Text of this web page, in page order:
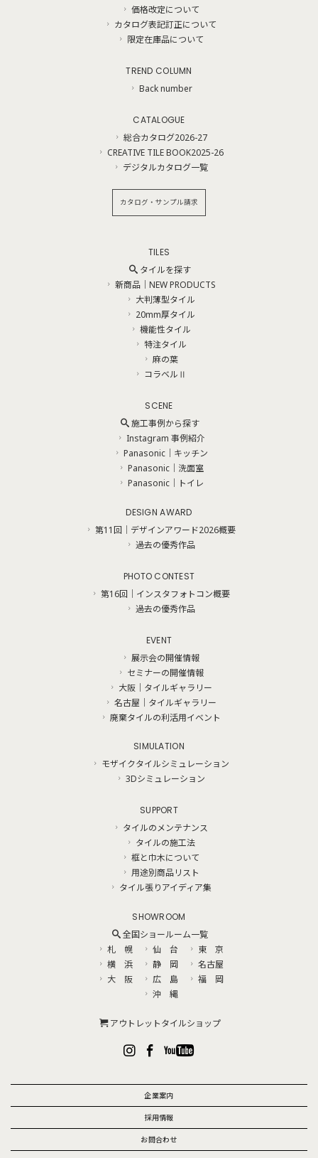
価格改定について
カタログ表記訂正について
限定在庫品について
TREND COLUMN
Back number
CATALOGUE
総合カタログ2026-27
CREATIVE TILE BOOK2025-26
デジタルカタログ一覧
カタログ・サンプル請求
TILES
タイルを探す
新商品｜NEW PRODUCTS
大判薄型タイル
20mm厚タイル
機能性タイル
特注タイル
麻の葉
コラベルⅡ
SCENE
施工事例から探す
Instagram 事例紹介
Panasonic｜キッチン
Panasonic｜洗面室
Panasonic｜トイレ
DESIGN AWARD
第11回｜デザインアワード2026概要
過去の優秀作品
PHOTO CONTEST
第16回｜インスタフォトコン概要
過去の優秀作品
EVENT
展示会の開催情報
セミナーの開催情報
大阪｜タイルギャラリー
名古屋｜タイルギャラリー
廃棄タイルの利活用イベント
SIMULATION
モザイクタイルシミュレーション
3Dシミュレーション
SUPPORT
タイルのメンテナンス
タイルの施工法
框と巾木について
用途別商品リスト
タイル張りアイディア集
SHOWROOM
全国ショールーム一覧
札 幌
仙 台
東 京
横 浜
静 岡
名古屋
大 阪
広 島
福 岡
沖 縄
アウトレットタイルショップ
企業案内
採用情報
お問合わせ